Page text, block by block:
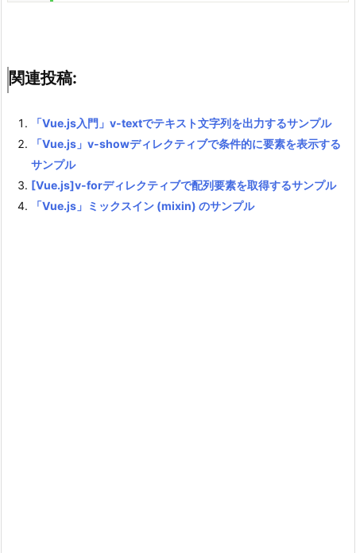
関連投稿:
「Vue.js入門」v-textでテキスト文字列を出力するサンプル
「Vue.js」v-showディレクティブで条件的に要素を表示する
サンプル
[Vue.js]v-forディレクティブで配列要素を取得するサンプル
「Vue.js」ミックスイン (mixin) のサンプル